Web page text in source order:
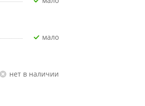
Мало
Нет в наличии